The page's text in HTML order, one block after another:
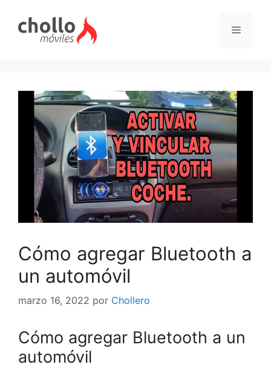
contenido
Menú
Cómo agregar Bluetooth a
un automóvil
marzo 16, 2022 por Chollero
Cómo agregar Bluetooth a un
automóvil